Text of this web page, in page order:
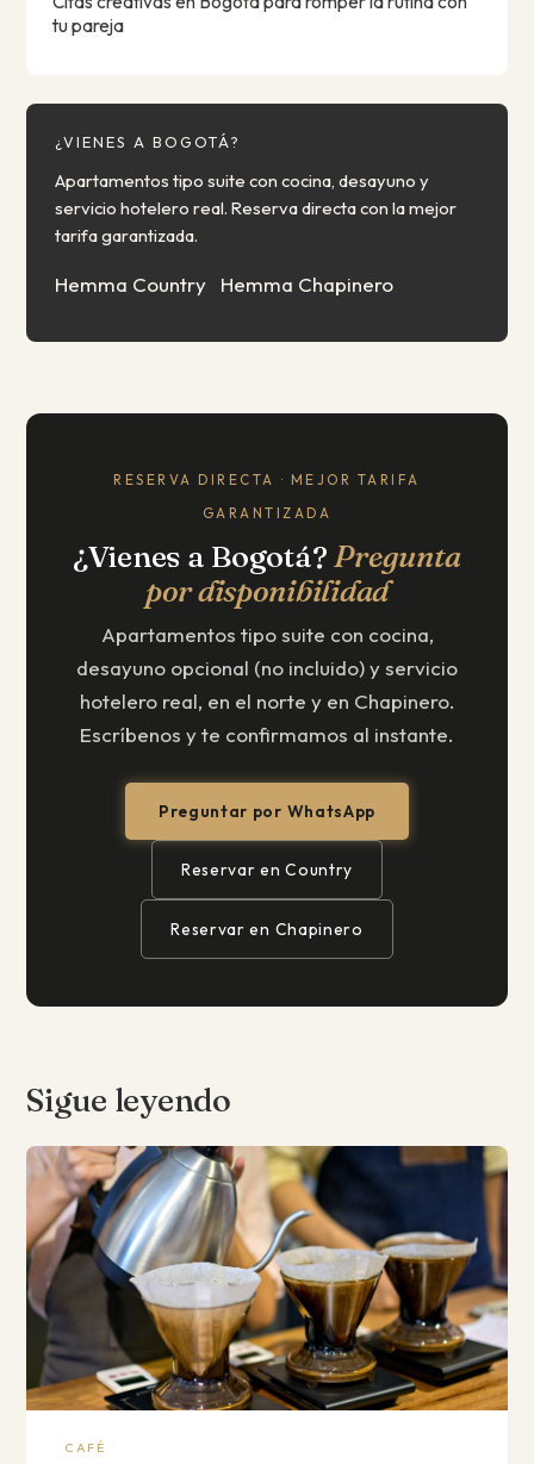
tu pareja
¿VIENES A BOGOTÁ?
Apartamentos tipo suite con cocina, desayuno y
servicio hotelero real. Reserva directa con la mejor
tarifa garantizada.
Hemma Country Hemma Chapinero
RESERVA DIRECTA · MEJOR TARIFA
GARANTIZADA
¿Vienes a Bogotá?Pregunta
por disponibilidad
Apartamentos tipo suite con cocina,
desayuno opcional (no incluido) y servicio
hotelero real, en el norte y en Chapinero.
Escríbenos y te confirmamos al instante.
Preguntar por WhatsApp
Reservar en Country
Reservar en Chapinero
Sigue leyendo
CAFÉ